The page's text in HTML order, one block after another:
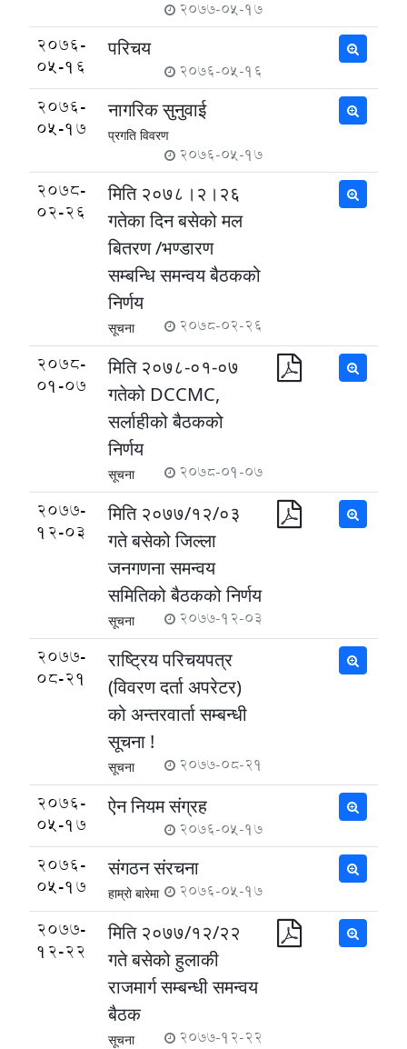
2077-05-17
2076-
05-16
परिचय
2076-05-16
2076-
05-17
नागरिक सुनुवाई
प्रगति विवरण
2076-05-17
2078-
02-26
मिति २०७८।२।२६
गतेका दिन बसेको मल
बितरण /भण्डारण
सम्बन्धि समन्वय बैठकको
निर्णय
सूचना 2078-02-26
2078-
01-07
मिति २०७८-०१-०७
गतेको DCCMC,
सर्लाहीको बैठकको
निर्णय
सूचना 2078-01-07
2077-
12-03
मिति २०७७/१२/०३
गते बसेको जिल्ला
जनगणना समन्वय
समितिको बैठकको निर्णय
सूचना 2077-12-03
2077-
08-21
राष्ट्रिय परिचयपत्र
(विवरण दर्ता अपरेटर)
को अन्तरवार्ता सम्बन्धी
सूचना !
सूचना 2077-08-21
2076-
05-17
ऐन नियम संग्रह
2076-05-17
2076-
05-17
संगठन स‌ंरचना
हाम्राे बारेमा 2076-05-17
2077-
12-22
मिति २०७७/१२/२२
गते बसेको हुलाकी
राजमार्ग सम्बन्धी समन्वय
बैठक
सूचना 2077-12-22